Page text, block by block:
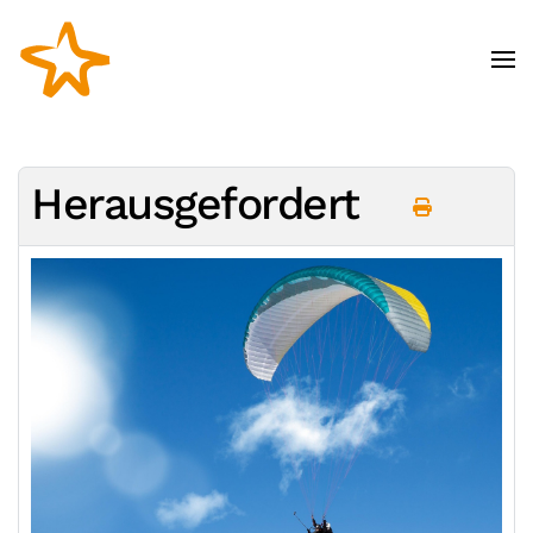
Zum Hauptinhalt springen
Herausgefordert